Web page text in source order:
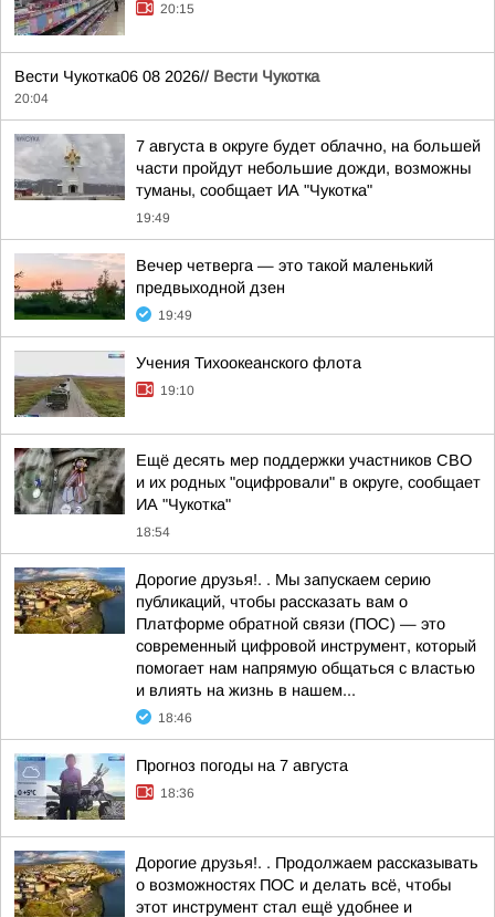
20:15
Вести Чукотка06 08 2026// Вести Чукотка
20:04
7 августа в округе будет облачно, на большей
части пройдут небольшие дожди, возможны
туманы, сообщает ИА "Чукотка"
19:49
Вечер четверга — это такой маленький
предвыходной дзен
19:49
Учения Тихоокеанского флота
19:10
Ещё десять мер поддержки участников СВО
и их родных "оцифровали" в округе, сообщает
ИА "Чукотка"
18:54
Дорогие друзья!. . Мы запускаем серию
публикаций, чтобы рассказать вам о
Платформе обратной связи (ПОС) — это
современный цифровой инструмент, который
помогает нам напрямую общаться с властью
и влиять на жизнь в нашем...
18:46
Прогноз погоды на 7 августа
18:36
Дорогие друзья!. . Продолжаем рассказывать
о возможностях ПОС и делать всё, чтобы
этот инструмент стал ещё удобнее и